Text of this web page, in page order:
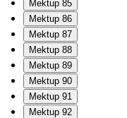
Mektup 85
Mektup 86
Mektup 87
Mektup 88
Mektup 89
Mektup 90
Mektup 91
Mektup 92